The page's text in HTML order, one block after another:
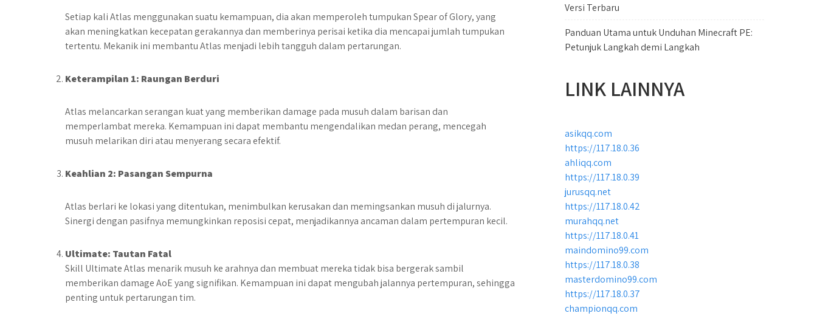
Setiap kali Atlas menggunakan suatu kemampuan, dia akan memperoleh tumpukan Spear of Glory, yang
akan meningkatkan kecepatan gerakannya dan memberinya perisai ketika dia mencapai jumlah tumpukan
tertentu. Mekanik ini membantu Atlas menjadi lebih tangguh dalam pertarungan.
Keterampilan 1: Raungan Berduri
Atlas melancarkan serangan kuat yang memberikan damage pada musuh dalam barisan dan
memperlambat mereka. Kemampuan ini dapat membantu mengendalikan medan perang, mencegah
musuh melarikan diri atau menyerang secara efektif.
Keahlian 2: Pasangan Sempurna
Atlas berlari ke lokasi yang ditentukan, menimbulkan kerusakan dan memingsankan musuh di jalurnya.
Sinergi dengan pasifnya memungkinkan reposisi cepat, menjadikannya ancaman dalam pertempuran kecil.
Ultimate: Tautan Fatal
Skill Ultimate Atlas menarik musuh ke arahnya dan membuat mereka tidak bisa bergerak sambil
memberikan damage AoE yang signifikan. Kemampuan ini dapat mengubah jalannya pertempuran, sehingga
penting untuk pertarungan tim.
Versi Terbaru
Panduan Utama untuk Unduhan Minecraft PE:
Petunjuk Langkah demi Langkah
LINK LAINNYA
asikqq.com
https://117.18.0.36
ahliqq.com
https://117.18.0.39
jurusqq.net
https://117.18.0.42
murahqq.net
https://117.18.0.41
maindomino99.com
https://117.18.0.38
masterdomino99.com
https://117.18.0.37
championqq.com